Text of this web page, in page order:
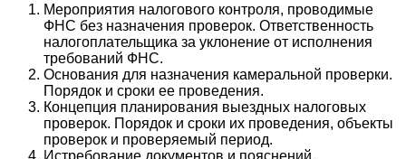
Мероприятия налогового контроля, проводимые
ФНС без назначения проверок. Ответственность
налогоплательщика за уклонение от исполнения
требований ФНС.
Основания для назначения камеральной проверки.
Порядок и сроки ее проведения.
Концепция планирования выездных налоговых
проверок. Порядок и сроки их проведения, объекты
проверок и проверяемый период.
Истребование документов и пояснений.